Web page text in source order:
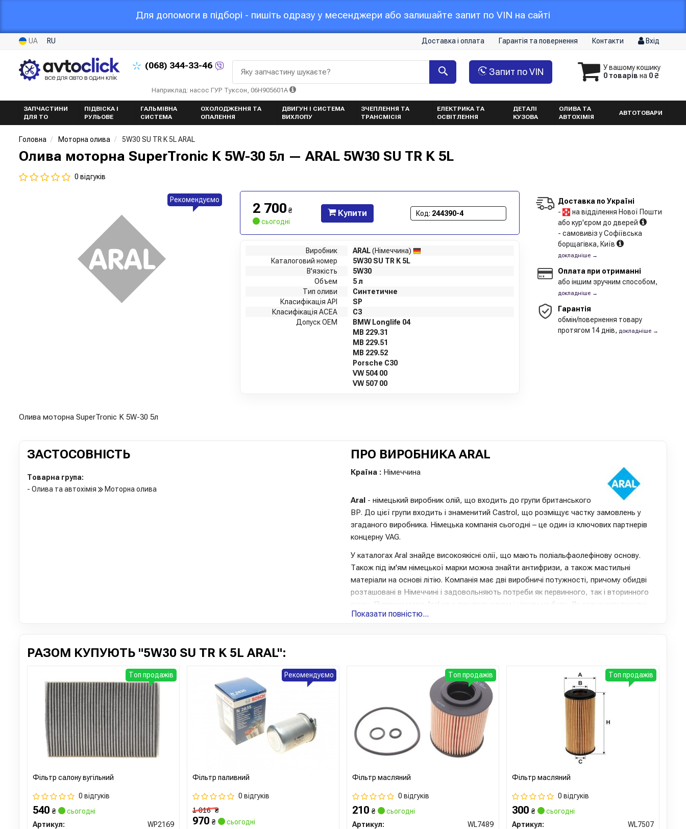
Для допомоги в підборі - пишіть одразу у месенджери або залишайте запит по VIN на сайті
UA RU Доставка і оплата Гарантія та повернення Контакти Вхід
(068) 344-33-46
У вашому кошику
0 товарів на 0 ₴
Запит по VIN
Яку запчастину шукаєте?
Наприклад: насос ГУР Туксон, 06H905601A
ЗАПЧАСТИНИ
ДЛЯ ТО
ПІДВІСКА І
РУЛЬОВЕ
ГАЛЬМІВНА
СИСТЕМА
ОХОЛОДЖЕННЯ ТА
ОПАЛЕННЯ
ДВИГУН І СИСТЕМА
ВИХЛОПУ
ЗЧЕПЛЕННЯ ТА
ТРАНСМІСІЯ
ЕЛЕКТРИКА ТА
ОСВІТЛЕННЯ
ДЕТАЛІ
КУЗОВА
ОЛИВА ТА
АВТОХІМІЯ
АВТОТОВАРИ
Головна Моторна олива 5W30 SU TR K 5L ARAL
Олива моторна SuperTronic K 5W-30 5л — ARAL 5W30 SU TR K 5L
0 відгуків
Рекомендуємо
2 700 ₴
сьогодні
Купити Код: 244390-4
Виробник ARAL(Німеччина)
Каталоговий номер
5W30 SU TR K 5L
В'язкість
5W30
Объем
5 л
Тип оливи
Синтетичне
Класифікація API
SP
Класифікація ACEA
C3
Допуск OEM
BMW Longlife 04
MB 229.31
MB 229.51
MB 229.52
Porsche C30
VW 504 00
VW 507 00
Доставка по Україні
-
на відділення Нової Пошти
або кур'єром до дверей
- самовивіз у Софіївська
борщагівка, Київ
докладніше →
Оплата при отриманні
або іншим зручним способом,
докладніше →
Гарантія
обмін/повернення товару
протягом 14 днів, докладніше →
Олива моторна SuperTronic K 5W-30 5л
ЗАСТОСОВНІСТЬ
Товарна група:
- Олива та автохімія
Моторна олива
ПРО ВИРОБНИКА ARAL
Країна : Німеччина
Aral - німецький виробник олій, що входить до групи британського
ВР. До цієї групи входить і знаменитий Castrol, що розміщує частку замовлень у
згаданого виробника. Німецька компанія сьогодні – це один із ключових партнерів
концерну VAG.
У каталогах Aral знайде високоякісні олії, що мають поліальфаолефінову основу.
Також під ім'ям німецької марки можна знайти антифризи, а також мастильні
матеріали на основі літію. Компанія має дві виробничі потужності, причому обидві
розташовані в Німеччині і задовольняють потреби як первинного, так і вторинного
ринку. Підприємство Aral не є пакувальником і ніколи не було. Як зазначили покупці,
німецькі олії справді можуть похвалитися чудовою якістю. Що важливіше, на ринку
екстремальних температурах, відмінно показують себе на високих оборотах, довго
зберігають властивості, що чистять.
Сайт: https://www.aral-lubricants.de
Показати повністю...
РАЗОМ КУПУЮТЬ "5W30 SU TR K 5L ARAL":
Фільтр салону вугільний
0 відгуків
540 ₴
сьогодні
Артикул:
WP2169
Топ продажів
Фільтр паливний
0 відгуків
1 016₴
970 ₴
сьогодні
Рекомендуємо
Фільтр масляний
0 відгуків
210 ₴
сьогодні
Артикул:
WL7489
Топ продажів
Фільтр масляний
0 відгуків
300₴
сьогодні
Артикул:
WL7507
Топ продажів